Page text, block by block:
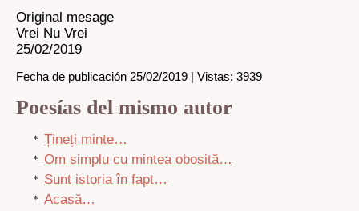
Original mesage
Vrei Nu Vrei
25/02/2019
Fecha de publicación 25/02/2019 | Vistas: 3939
Poesías del mismo autor
Țineți minte…
Om simplu cu mintea obosită…
Sunt istoria în fapt…
Acasă…